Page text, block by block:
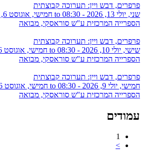
פרפרים, דבש ויין: תערוכה קבוצתית
שני, יולי 13, 2026 - 08:30
חמישי, אוגוסט 6, 2026 - 05:29
הספרייה המרכזית ע"ש סוראסקי, מבואה
פרפרים, דבש ויין: תערוכה קבוצתית
שישי, יולי 10, 2026 - 08:30
חמישי, אוגוסט 6, 2026 - 05:29
הספרייה המרכזית ע"ש סוראסקי, מבואה
פרפרים, דבש ויין: תערוכה קבוצתית
חמישי, יולי 9, 2026 - 08:30
חמישי, אוגוסט 6, 2026 - 05:29
הספרייה המרכזית ע"ש סוראסקי, מבואה
עמודים
1
>